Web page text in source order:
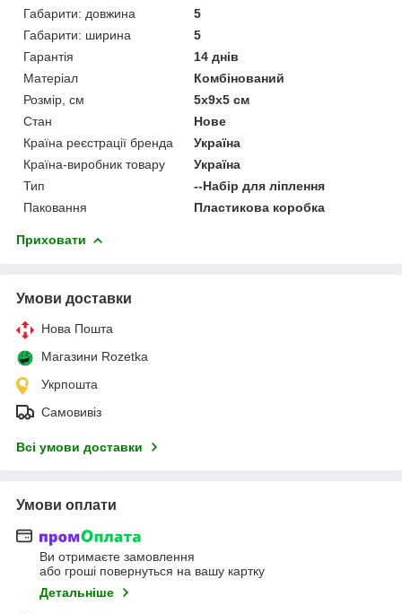
Габарити: довжина
5
Габарити: ширина
5
Гарантія
14 днів
Матеріал
Комбінований
Розмір, см
5х9х5 см
Стан
Нове
Країна реєстрації бренда
Україна
Країна-виробник товару
Україна
Тип
--Набір для ліплення
Паковання
Пластикова коробка
Приховати
Умови доставки
Нова Пошта
Магазини Rozetka
Укрпошта
Самовивіз
Всі умови доставки
Умови оплати
Ви отримаєте замовлення
або гроші повернуться на вашу картку
Детальніше